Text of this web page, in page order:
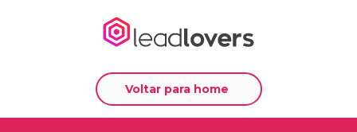
Voltar para home